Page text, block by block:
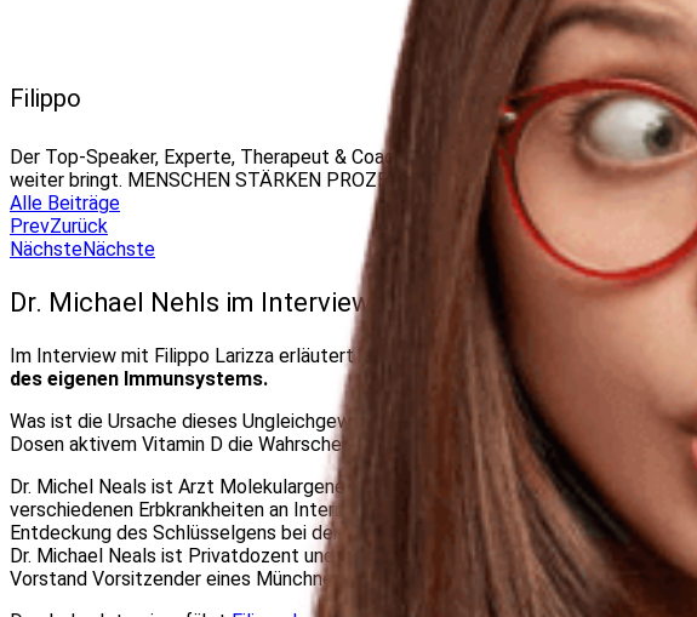
Filippo
Der Top-Speaker, Experte, Therapeut & Coach für humorvolle
weiter bringt. MENSCHEN STÄRKEN PROZESSE BEWEGEN – WORK LIFE IN
Alle Beiträge
PrevZurück
NächsteNächste
Dr. Michael Nehls im Interview bei Filippo Larizza
Im Interview mit Filippo Larizza erläutert Dr. Michael Nehls , dass nicht das
des eigenen Immunsystems.
Was ist die Ursache dieses Ungleichgewichts? Ist es das Alter, ist es
Dosen aktivem Vitamin D die Wahrscheinlichkeit, einen schweren Corona-
Dr. Michel Neals ist Arzt Molekulargenetiker, Immunologe und
verschiedenen Erbkrankheiten an Internationalen und Deutschen
Entdeckung des Schlüsselgens bei der Immunitätsentwicklung wurden vom
Dr. Michael Neals ist Privatdozent und wissenschaftlicher Autor. Während drei
Vorstand Vorsitzender eines Münchner Biotech-Unternehmens. Unter anderem